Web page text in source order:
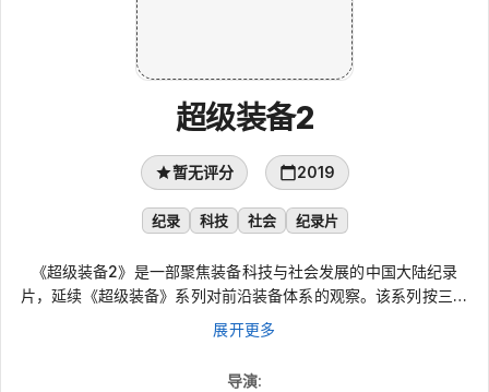
超级装备2
暂无评分 2019
纪录 科技 社会 纪录片
《超级装备2》是一部聚焦装备科技与社会发展的中国大陆纪录
片，延续《超级装备》系列对前沿装备体系的观察。该系列按三季
规划制作播出，内容从独立装备、基础装备、核心装备到智能装备
等角度展开：既关注能够在特定领域独当一面的尖端装备，也呈现
展开更多
导演: